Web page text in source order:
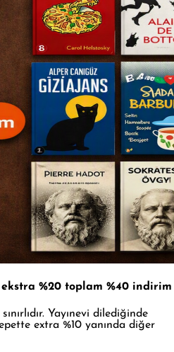
%20 toplam %40 indirim
Yayınevi dilediğinde
extra %10 yanında diğer